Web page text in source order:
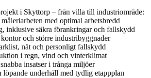
i Skyttorp – från villa till industriområde:
med optimal arbetsbredd
inklusive säkra förankringar och fallskydd
och större industribyggnader
nät och personligt fallskydd
i regn, vind och vinterklimat
insatser i trånga miljöer
underhåll med tydlig etappplan